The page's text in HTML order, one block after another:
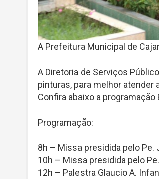
A Prefeitura Municipal de
A Diretoria de Serviços
pinturas, para melhor atender
Confira abaixo a
Programação:
8h – Missa presidida pelo Pe.
10h – Missa presidida pelo
12h – Palestra Glaucio A.